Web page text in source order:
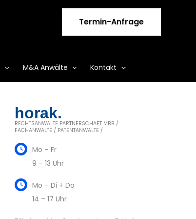
Termin-Anfrage
M&A Anwälte Kontakt
horak.
RECHTSANWÄLTE PARTNERSCHAFT MBB /
FACHANWÄLTE / PATENTANWÄLTE /
Mo – Fr
9 – 13 Uhr
Mo – Di + Do
14 – 17 Uhr